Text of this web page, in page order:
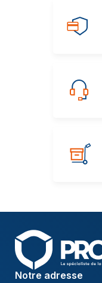
Notre adresse